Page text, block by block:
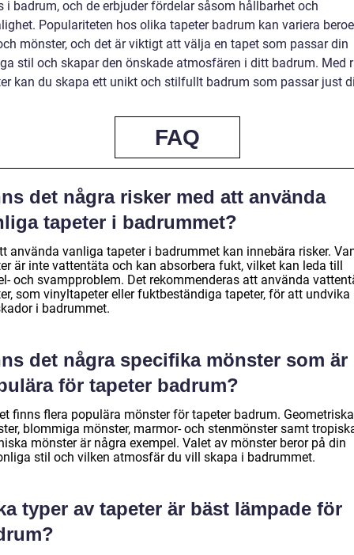
i badrum, och de erbjuder fördelar såsom hållbarhet och
Populariteten hos olika tapeter badrum kan variera
mönster, och det är viktigt att välja en tapet som passar din
stil och skapar den önskade atmosfären i ditt badrum. Med
kan du skapa ett unikt och stilfullt badrum som passar just
FAQ
det några risker med att använda
tapeter i badrummet?
använda vanliga tapeter i badrummet kan innebära risker.
är inte vattentäta och kan absorbera fukt, vilket kan leda till
och svampproblem. Det rekommenderas att använda
som vinyltapeter eller fuktbeständiga tapeter, för att undvika
i badrummet.
det några specifika mönster som är
för tapeter badrum?
finns flera populära mönster för tapeter badrum. Geometriska
blommiga mönster, marmor- och stenmönster samt
mönster är några exempel. Valet av mönster beror på din
stil och vilken atmosfär du vill skapa i badrummet.
typer av tapeter är bäst lämpade för